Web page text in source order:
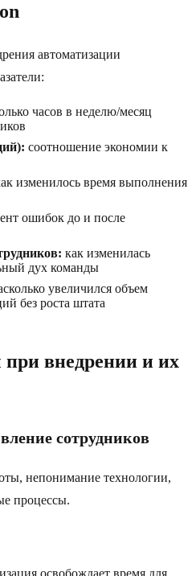
автоматизации
часов в неделю/месяц
соотношение экономии к
изменилось время выполнения
ошибок до и после
как изменилась
дух команды
увеличился объем
без роста штата
внедрении и их
сотрудников
непонимание технологии,
процессы.
освобождает время для